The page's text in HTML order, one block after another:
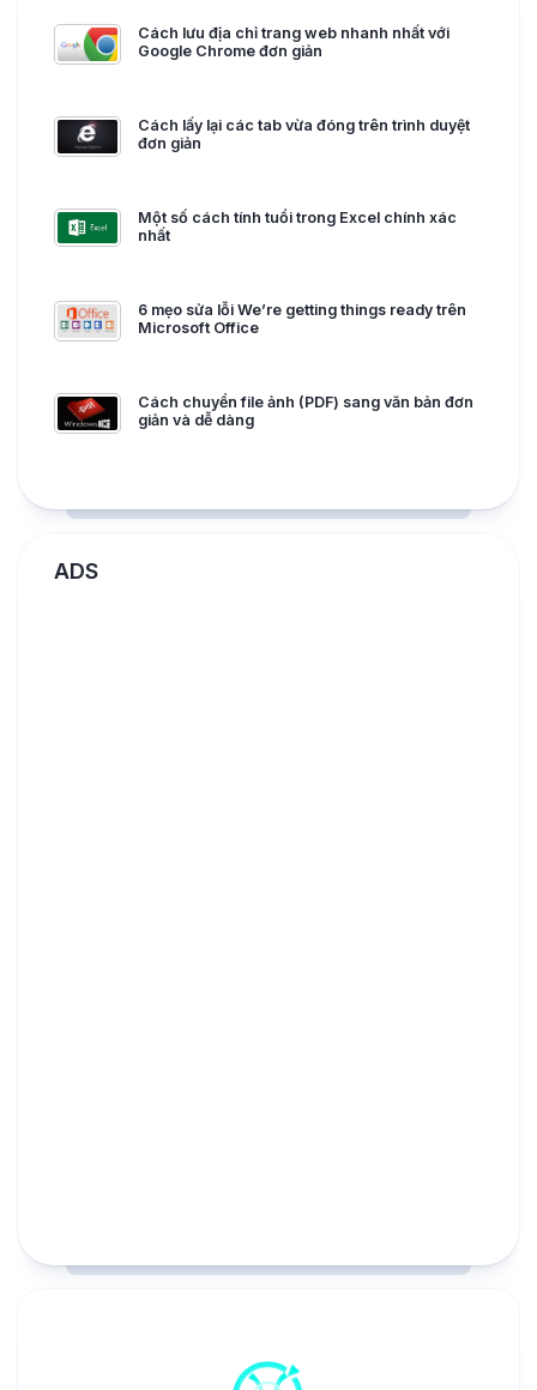
Cách lưu địa chỉ trang web nhanh nhất với
Google Chrome đơn giản
Cách lấy lại các tab vừa đóng trên trình duyệt
đơn giản
Một số cách tính tuổi trong Excel chính xác
nhất
6 mẹo sửa lỗi We’re getting things ready trên
Microsoft Office
Cách chuyển file ảnh (PDF) sang văn bản đơn
giản và dễ dàng
ADS